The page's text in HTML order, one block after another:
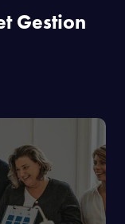
Gestion